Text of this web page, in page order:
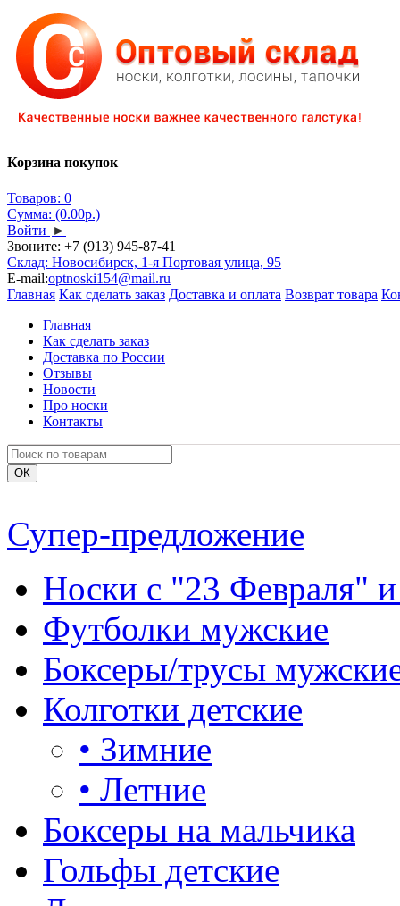
Корзина покупок
Товаров: 0
Сумма: (0.00р.)
Войти ►
Звоните: +7 (913) 945-87-41
Склад: Новосибирск, 1-я Портовая улица, 95
E-mail:optnoski154@mail.ru
Главная Как сделать заказ Доставка и оплата Возврат товара
Главная
Как сделать заказ
Доставка по России
Отзывы
Новости
Про носки
Контакты
Супер-предложение
Носки с "23 Февраля"
Футболки мужские
Боксеры/трусы
Колготки детские
• Зимние
• Летние
Боксеры на мальчика
Гольфы детские